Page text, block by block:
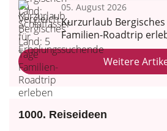
05. August 2026
Kurzurlaub Bergisches
Familien-Roadtrip
Weitere
1000. Reiseideen